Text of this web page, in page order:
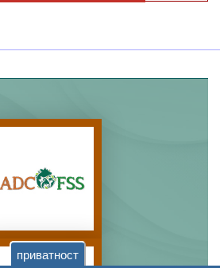
приватност